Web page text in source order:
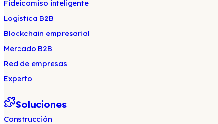
Fideicomiso inteligente
Logística B2B
Blockchain empresarial
Mercado B2B
Red de empresas
Experto
Soluciones
Construcción